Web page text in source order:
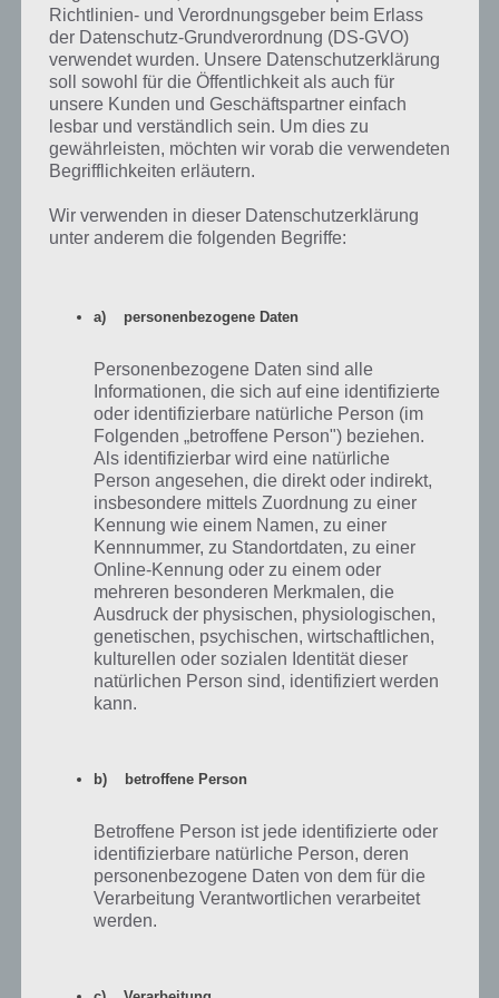
Gratis-Land-
Marke
21.000
Kostenlose
Landerweiterung
Elterninsel-Tor 31.600 Dekoration
Child Care
Center
42.200 Gebäude
Itchy &
Scratchy Geld
52.800
500 Itchy & Scratchy
Geld
Kalender mit Zeitplan für zu Akt 3 des Itchy
& Scratchy Land Events
Auch dieses mal wieder der Kalender zu Akt 3. Dieser zeigt dir wie
üblich, wieviele Kettensägen du bis 24 Uhr des jeweiligen Tages
sammeln solltest, um am Ende des Events alle Preise zu verdienen.
Bitte beachte, dass der Akt bereits am 27. Juni um 16 Uhr startet und
am 11. Juli um 16 Uhr endet. Unser Zeitplan hat daher einen kleinen
Puffer drin, denn du kannst am 11. Juli ja auch noch die Kettensägen
Simpsons Springfield Itchy & Scratchy Land Akt 3
Kalender – Die Preise
dann im Oktober / November das allseits bekannte Treehouse of
Richtlinien- und Verordnungsgeber beim Erlass
der Datenschutz-Grundverordnung (DS-GVO)
verwendet wurden. Unsere Datenschutzerklärung
soll sowohl für die Öffentlichkeit als auch für
unsere Kunden und Geschäftspartner einfach
lesbar und verständlich sein. Um dies zu
gewährleisten, möchten wir vorab die verwendeten
Begrifflichkeiten erläutern.
Wir verwenden in dieser Datenschutzerklärung
unter anderem die folgenden Begriffe:
a) personenbezogene Daten
Personenbezogene Daten sind alle
Informationen, die sich auf eine identifizierte
oder identifizierbare natürliche Person (im
Folgenden „betroffene Person") beziehen.
Als identifizierbar wird eine natürliche
Person angesehen, die direkt oder indirekt,
insbesondere mittels Zuordnung zu einer
Kennung wie einem Namen, zu einer
Kennnummer, zu Standortdaten, zu einer
Online-Kennung oder zu einem oder
mehreren besonderen Merkmalen, die
Ausdruck der physischen, physiologischen,
genetischen, psychischen, wirtschaftlichen,
kulturellen oder sozialen Identität dieser
natürlichen Person sind, identifiziert werden
kann.
b) betroffene Person
Betroffene Person ist jede identifizierte oder
identifizierbare natürliche Person, deren
personenbezogene Daten von dem für die
Verarbeitung Verantwortlichen verarbeitet
werden.